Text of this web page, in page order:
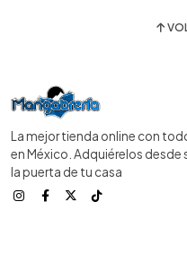
La mejor tienda online con
en México. Adquiérelos desde
la puerta de tu casa